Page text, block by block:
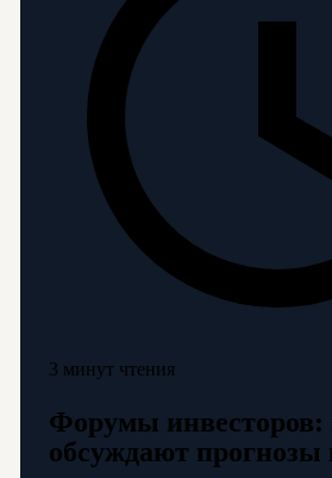
3 минут чтения
Форумы инвесторов:
обсуждают прогнозы